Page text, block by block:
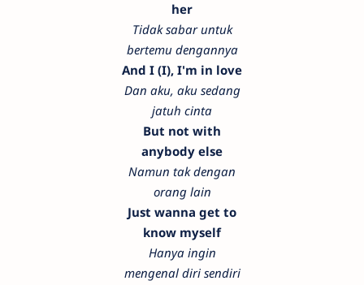
her
Tidak sabar untuk
bertemu dengannya
And I (I), I'm in love
Dan aku, aku sedang
jatuh cinta
But not with
anybody else
Namun tak dengan
orang lain
Just wanna get to
know myself
Hanya ingin
mengenal diri sendiri